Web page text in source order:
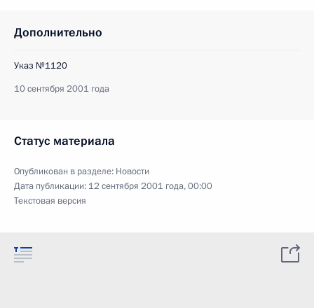
Дополнительно
Указ №1120
10 сентября 2001 года
Статус материала
Опубликован в разделе: Новости
Дата публикации: 12 сентября 2001 года, 00:00
Текстовая версия